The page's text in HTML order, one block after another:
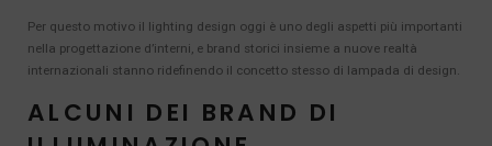
Per questo motivo il lighting design oggi è uno degli aspetti più importanti
nella progettazione d’interni, e brand storici insieme a nuove realtà
internazionali stanno ridefinendo il concetto stesso di lampada di design.
ALCUNI DEI BRAND DI